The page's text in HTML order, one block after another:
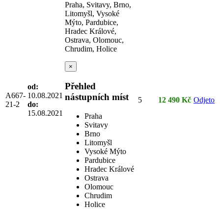
A667-
21-2
od:
10.08.2021
do:
15.08.2021
Praha, Svitavy, Brno,
Litomyšl, Vysoké
Mýto, Pardubice,
Hradec Králové,
Ostrava, Olomouc,
Chrudim, Holice
×
Přehled
nástupních míst
Praha
Svitavy
Brno
Litomyšl
Vysoké Mýto
Pardubice
Hradec Králové
Ostrava
Olomouc
Chrudim
Holice
5 12 490 Kč Odjeto